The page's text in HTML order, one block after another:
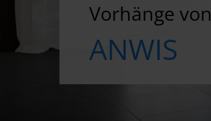
Vorhänge von
ANWIS